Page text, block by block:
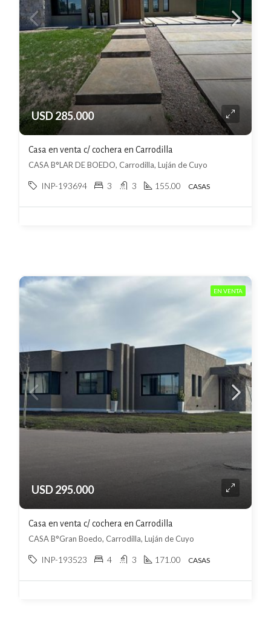
USD 285.000
Casa en venta c/ cochera en Carrodilla
CASA B°LAR DE BOEDO, Carrodilla, Luján de Cuyo
INP-193694 3 3 155.00 CASAS
EN VENTA
USD 295.000
Casa en venta c/ cochera en Carrodilla
CASA B°Gran Boedo, Carrodilla, Luján de Cuyo
INP-193523 4 3 171.00 CASAS